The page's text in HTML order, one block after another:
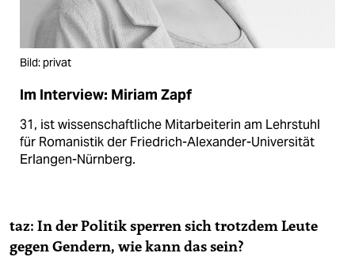
Bild: privat
Im Interview: Miriam Zapf
31, ist wissenschaftliche Mitarbeiterin am Lehrstuhl
für Romanistik der Friedrich-Alexander-Universität
Erlangen-Nürnberg.
taz: In der Politik sperren sich trotzdem Leute
gegen Gendern, wie kann das sein?